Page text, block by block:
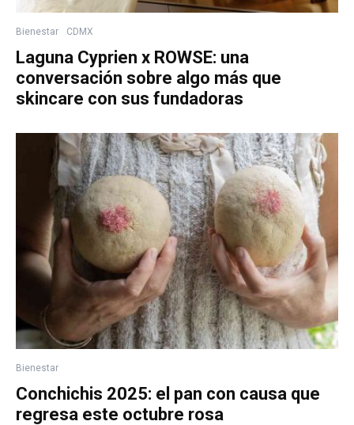
Bienestar CDMX
Laguna Cyprien x ROWSE: una
conversación sobre algo más que
skincare con sus fundadoras
Bienestar
Conchichis 2025: el pan con causa que
regresa este octubre rosa